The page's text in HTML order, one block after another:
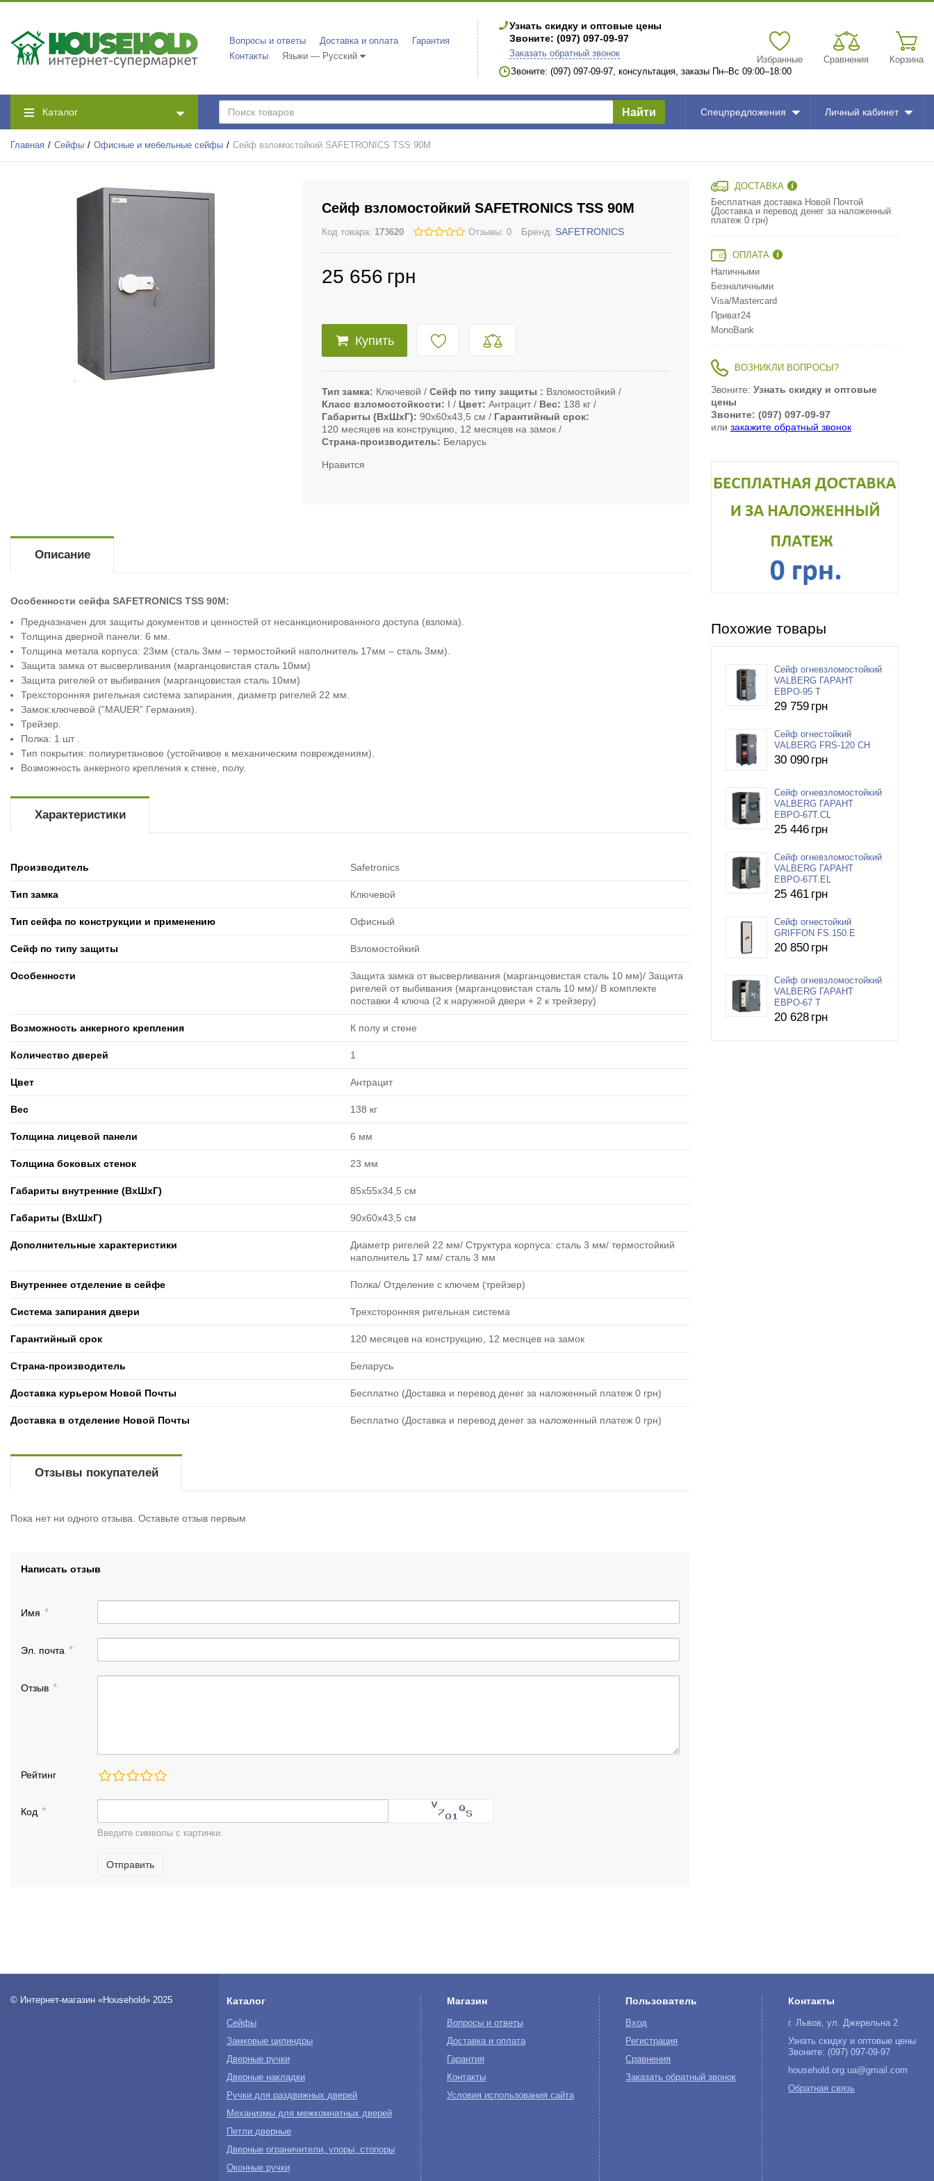
Вопросы и ответы Доставка и оплата
Гарантия
Контакты
Языки — Русский
Узнать скидку и оптовые цены
Звоните: (097) 097-09-97
Заказать обратный звонок
Звоните: (097) 097-09-97, консультация, заказы Пн–Вс 09:00–18:00
Избранные Сравнения Корзина
Каталог Найти Спецпредложения Личный кабинет
Главная Сейфы Офисные и мебельные сейфы Сейф взломостойкий SAFETRONICS TSS 90M
Сейф взломостойкий SAFETRONICS TSS 90M
Код товара: 173620 Отзывы: 0 Бренд: SAFETRONICS
25 656 грн
Купить
Тип замка Ключевой Сейф по типу защиты
Взломостойкий
Класс взломостойкости
I Цвет Антрацит Вес
138 кг
Габариты (ВxШxГ)
90х60х43,5 см
Гарантийный срок
120 месяцев на конструкцию, 12 месяцев на замок
Страна-производитель
Беларусь
Нравится
Описание
Особенности сейфа SAFETRONICS TSS 90M:
Предназначен для защиты документов и ценностей от несанкционированного доступа (взлома).
Толщина дверной панели: 6 мм.
Толщина метала корпуса: 23мм (сталь 3мм – термостойкий наполнитель 17мм – сталь 3мм).
Защита замка от высверливания (марганцовистая сталь 10мм)
Защита ригелей от выбивания (марганцовистая сталь 10мм)
Трехсторонняя ригельная система запирания, диаметр ригелей 22 мм.
Замок:ключевой (”MAUER” Германия).
Трейзер.
Полка: 1 шт .
Тип покрытия: полиуретановое (устойчивое к механическим повреждениям).
Возможность анкерного крепления к стене, полу.
Характеристики
Производитель Safetronics
Тип замка Ключевой
Тип сейфа по конструкции и применению Офисный
Сейф по типу защиты Взломостойкий
Особенности
Защита замка от высверливания (марганцовистая сталь 10 мм)/ Защита
ригелей от выбивания (марганцовистая сталь 10 мм)/ В комплекте
поставки 4 ключа (2 к наружной двери + 2 к трейзеру)
Возможность анкерного крепления К полу и стене
Количество дверей 1
Цвет Антрацит
Вес 138 кг
Толщина лицевой панели 6 мм
Толщина боковых стенок 23 мм
Габариты внутренние (ВxШxГ) 85х55х34,5 см
Габариты (ВxШxГ) 90х60х43,5 см
Дополнительные характеристики
Диаметр ригелей 22 мм/ Структура корпуса: сталь 3 мм/ термостойкий
наполнитель 17 мм/ сталь 3 мм
Внутреннее отделение в сейфе Полка/ Отделение с ключем (трейзер)
Система запирания двери Трехсторонняя ригельная система
Гарантийный срок 120 месяцев на конструкцию, 12 месяцев на замок
Страна-производитель Беларусь
Доставка курьером Новой Почты Бесплатно (Доставка и перевод денег за наложенный платеж 0 грн)
Доставка в отделение Новой Почты Бесплатно (Доставка и перевод денег за наложенный платеж 0 грн)
Отзывы покупателей
Пока нет ни одного отзыва. Оставьте отзыв первым
Написать отзыв
Имя
Эл. почта
Отзыв
Рейтинг
Код
Введите символы с картинки.
Отправить
ДОСТАВКА
Бесплатная доставка Новой Почтой
(Доставка и перевод денег за наложенный
платеж 0 грн)
ОПЛАТА
Наличными
Безналичными
Visa/Mastercard
Приват24
MonoBank
ВОЗНИКЛИ ВОПРОСЫ?
Звоните: Узнать скидку и оптовые
цены
Звоните: (097) 097-09-97
или закажите обратный звонок
Похожие товары
Сейф огневзломостойкий
VALBERG ГАРАНТ
ЕВРО-95 T
29 759 грн
Сейф огнестойкий
VALBERG FRS-120 CH
30 090 грн
Сейф огневзломостойкий
VALBERG ГАРАНТ
ЕВРО-67T.СL
25 446 грн
Сейф огневзломостойкий
VALBERG ГАРАНТ
ЕВРО-67T.EL
25 461 грн
Сейф огнестойкий
GRIFFON FS.150.E
20 850 грн
Сейф огневзломостойкий
VALBERG ГАРАНТ
ЕВРО-67 T
20 628 грн
© Интернет-магазин «Household» 2025 Каталог
Сейфы
Замковые цилиндры
Дверные ручки
Дверные накладки
Ручки для раздвижных дверей
Механизмы для межкомнатных дверей
Петли дверные
Дверные ограничители, упоры, стопоры
Оконные ручки
Магазин
Вопросы и ответы
Доставка и оплата
Гарантия
Контакты
Условия использования сайта
Пользователь
Вход
Регистрация
Сравнения
Заказать обратный звонок
Контакты
г. Львов, ул. Джерельна 2
Узнать скидку и оптовые цены
Звоните: (097) 097-09-97
household.org.ua@gmail.com
Обратная связь